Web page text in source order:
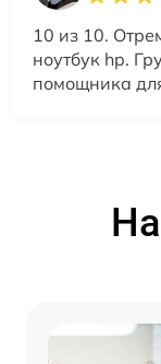
10 из 10.
ноутбук hp.
помощника